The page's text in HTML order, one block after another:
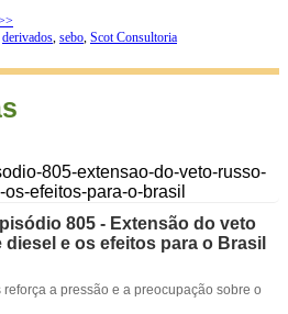
derivados, sebo, Scot Consultoria
805 - Extensão do veto
e os efeitos para o Brasil
a pressão e a preocupação sobre o